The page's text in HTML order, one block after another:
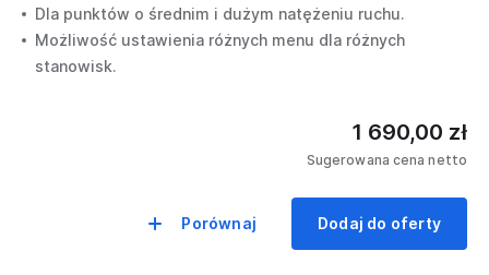
Dla punktów o średnim i dużym natężeniu ruchu.
Możliwość ustawienia różnych menu dla różnych
stanowisk.
1 690,00 zł
Sugerowana cena netto
Porównaj Dodaj do oferty